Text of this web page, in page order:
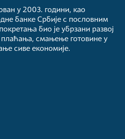
у 2003. години, као
банке Србије с пословним
био је убрзани развој
плаћања, смањење готовине у
сиве економије.